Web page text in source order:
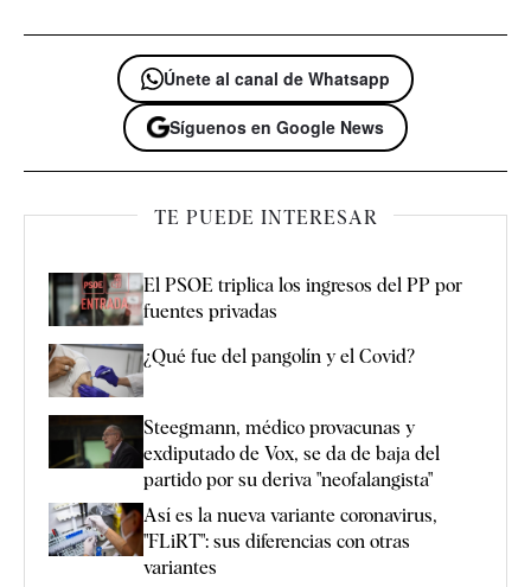
Únete al canal de Whatsapp
Síguenos en Google News
TE PUEDE INTERESAR
El PSOE triplica los ingresos del PP por
fuentes privadas
¿Qué fue del pangolín y el Covid?
Steegmann, médico provacunas y
exdiputado de Vox, se da de baja del
partido por su deriva "neofalangista"
Así es la nueva variante coronavirus,
"FLiRT": sus diferencias con otras
variantes